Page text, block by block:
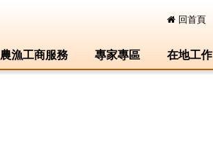
回首頁
農漁工商服務 專家專區 在地工作